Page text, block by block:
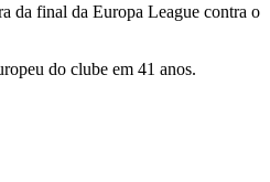
da final da Europa League contra o
do clube em 41 anos.